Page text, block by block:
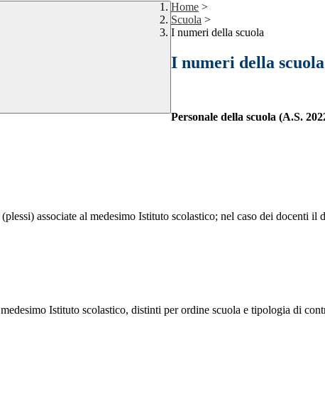
Home >
Scuola >
I numeri della scuola
I numeri della scuola
Personale della scuola (A.S.
associate al medesimo Istituto scolastico; nel caso dei docenti
Istituto scolastico, distinti per ordine scuola e tipologia di